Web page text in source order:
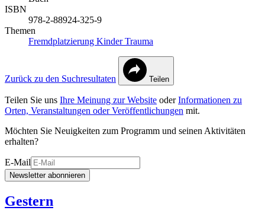
ISBN
978-2-88924-325-9
Themen
Fremdplatzierung KinderTrauma
Zurück zu den Suchresultaten Teilen
Teilen Sie uns Ihre Meinung zur Website oderInformationen zu
Orten, Veranstaltungen oder Veröffentlichungen mit.
Möchten Sie Neuigkeiten zum Programm und seinen Aktivitäten
erhalten?
E-Mail
Newsletter abonnieren
Gestern